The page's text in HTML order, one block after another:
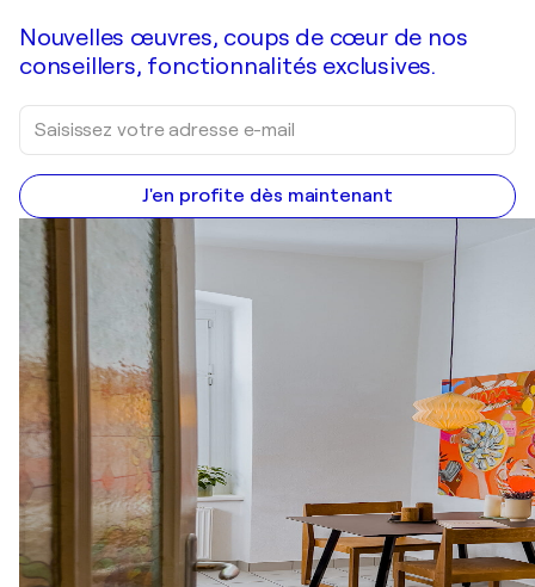
Nouvelles œuvres, coups de cœur de nos
conseillers, fonctionnalités exclusives.
J'en profite dès maintenant